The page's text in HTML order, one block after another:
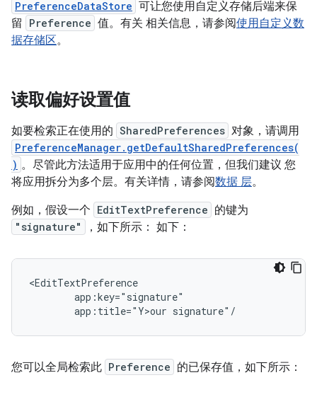
PreferenceDataStore 可让您使用自定义存储后端来保
留
Preference 值。有关 相关信息，请参阅使用自定义数
据存储区。
读取偏好设置值
如要检索正在使用的 SharedPreferences 对象，请调用
PreferenceManager.getDefaultSharedPreferences(
) 。尽管此方法适用于应用中的任何位置，但我们建议 您
将应用拆分为多个层。有关详情，请参阅数据 层。
例如，假设一个 EditTextPreference 的键为
"signature" ，如下所示： 如下：
app:title="Y>our signature"/
您可以全局检索此 Preference 的已保存值，如下所示：